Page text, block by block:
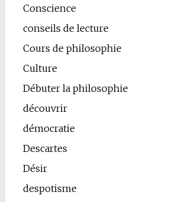
Conscience
conseils de lecture
Cours de philosophie
Culture
Débuter la philosophie
découvrir
démocratie
Descartes
Désir
despotisme